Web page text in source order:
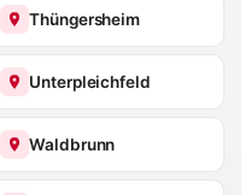
Thüngersheim
Unterpleichfeld
Waldbrunn